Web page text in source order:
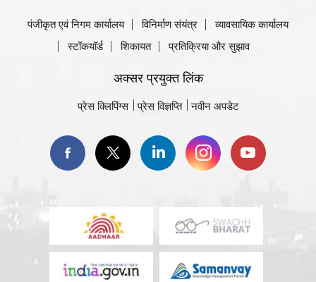
पंजीकृत एवं निगम कार्यालय विनिर्माण संयंत्र
व्यावसायिक कार्यालय
स्टॉकयॉर्ड
शिकायत प्रतिक्रिया और सुझाव
अक्सर प्रयुक्त लिंक
प्रेस क्लिपिंग्स प्रेस विज्ञप्ति नवीन अपडेट